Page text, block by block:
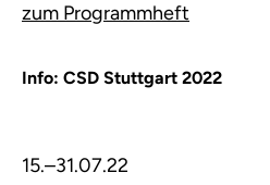
zum Programmheft
Info: CSD Stuttgart 2022
15.–31.07.22